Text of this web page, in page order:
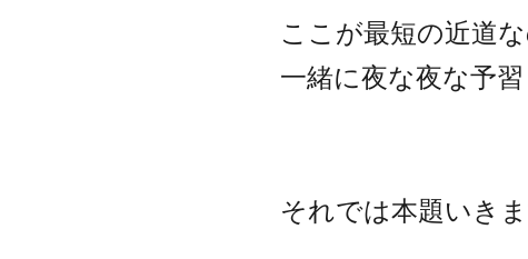
ここが最短の近道
一緒に夜な夜な予
それでは本題いきま